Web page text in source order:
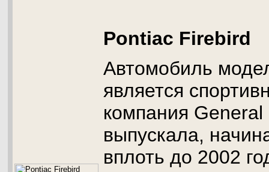
Pontiac Firebird
Автомобиль
является
компания
выпускала,
вплоть до 2002